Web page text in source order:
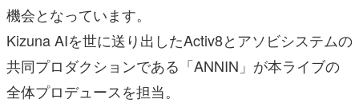
機会となっています。
Kizuna AIを世に送り出したActiv8とアソビシステムの
共同プロダクションである「ANNIN」が本ライブの
全体プロデュースを担当。